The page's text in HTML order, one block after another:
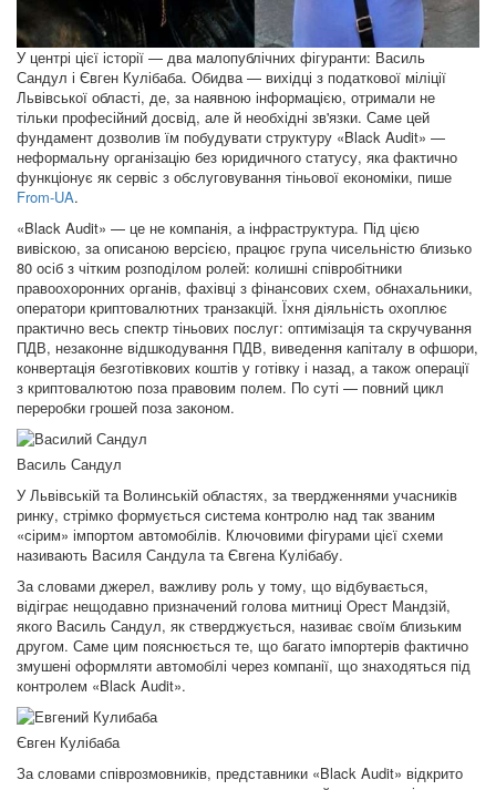
У центрі цієї історії — два малопублічних фігуранти: Василь
Сандул і Євген Кулібаба. Обидва — вихідці з податкової міліції
Львівської області, де, за наявною інформацією, отримали не
тільки професійний досвід, але й необхідні зв'язки. Саме цей
фундамент дозволив їм побудувати структуру «Black Audit» —
неформальну організацію без юридичного статусу, яка фактично
функціонує як сервіс з обслуговування тіньової економіки, пише
From-UA.
«Black Audit» — це не компанія, а інфраструктура. Під цією
вивіскою, за описаною версією, працює група чисельністю близько
80 осіб з чітким розподілом ролей: колишні співробітники
правоохоронних органів, фахівці з фінансових схем, обнахальники,
оператори криптовалютних транзакцій. Їхня діяльність охоплює
практично весь спектр тіньових послуг: оптимізація та скручування
ПДВ, незаконне відшкодування ПДВ, виведення капіталу в офшори,
конвертація безготівкових коштів у готівку і назад, а також операції
з криптовалютою поза правовим полем. По суті — повний цикл
переробки грошей поза законом.
Василь Сандул
У Львівській та Волинській областях, за твердженнями учасників
ринку, стрімко формується система контролю над так званим
«сірим» імпортом автомобілів. Ключовими фігурами цієї схеми
називають Василя Сандула та Євгена Кулібабу.
За словами джерел, важливу роль у тому, що відбувається,
відіграє нещодавно призначений голова митниці Орест Мандзій,
якого Василь Сандул, як стверджується, називає своїм близьким
другом. Саме цим пояснюється те, що багато імпортерів фактично
змушені оформляти автомобілі через компанії, що знаходяться під
контролем «Black Audit».
Євген Кулібаба
За словами співрозмовників, представники «Black Audit» відкрито